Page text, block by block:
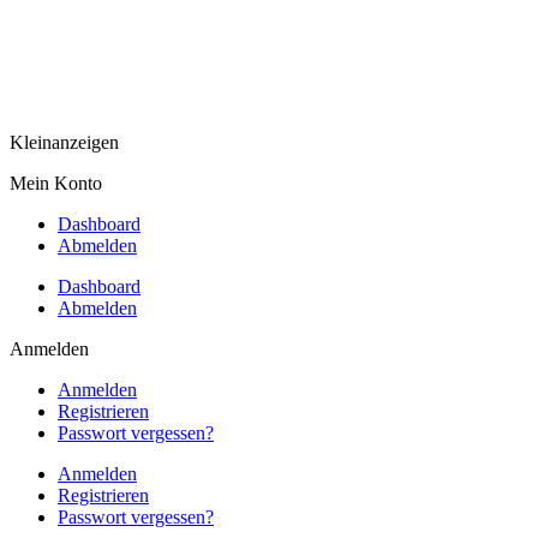
Kleinanzeigen
Mein Konto
Dashboard
Abmelden
Dashboard
Abmelden
Anmelden
Anmelden
Registrieren
Passwort vergessen?
Anmelden
Registrieren
Passwort vergessen?